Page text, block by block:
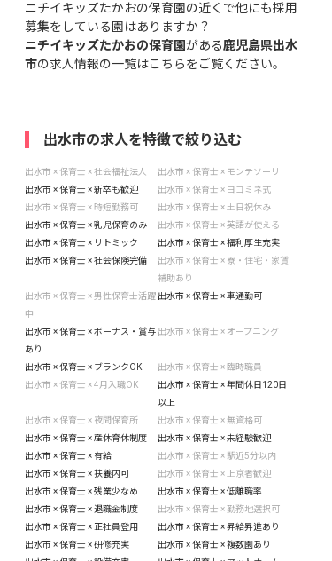
ニチイキッズたかおの保育園の近くで他にも採用
募集をしている園はありますか？
ニチイキッズたかおの保育園がある鹿児島県出水
市の求人情報の一覧はこちらをご覧ください。
出水市の求人を特徴で絞り込む
出水市 × 保育士 × 社会福祉法人
出水市 × 保育士 × モンテソーリ
出水市 × 保育士 × 新卒も歓迎
出水市 × 保育士 × ヨコミネ式
出水市 × 保育士 × 時短勤務可
出水市 × 保育士 × 土日祝休み
出水市 × 保育士 × 乳児保育のみ
出水市 × 保育士 × 英語が使える
出水市 × 保育士 × リトミック
出水市 × 保育士 × 福利厚生充実
出水市 × 保育士 × 社会保険完備
出水市 × 保育士 × 寮・住宅・家賃
補助あり
出水市 × 保育士 × 男性保育士活躍
中
出水市 × 保育士 × 車通勤可
出水市 × 保育士 × ボーナス・賞与
あり
出水市 × 保育士 × オープニング
出水市 × 保育士 × ブランクOK
出水市 × 保育士 × 臨時職員
出水市 × 保育士 × 4月入職OK
出水市 × 保育士 × 年間休日120日
以上
出水市 × 保育士 × 夜間保育所
出水市 × 保育士 × 無資格可
出水市 × 保育士 × 産休育休制度
出水市 × 保育士 × 未経験歓迎
出水市 × 保育士 × 有給
出水市 × 保育士 × 駅近5分以内
出水市 × 保育士 × 扶養内可
出水市 × 保育士 × 上京者歓迎
出水市 × 保育士 × 残業少なめ
出水市 × 保育士 × 低離職率
出水市 × 保育士 × 退職金制度
出水市 × 保育士 × 勤務地選択可
出水市 × 保育士 × 正社員登用
出水市 × 保育士 × 昇給昇進あり
出水市 × 保育士 × 研修充実
出水市 × 保育士 × 複数園あり